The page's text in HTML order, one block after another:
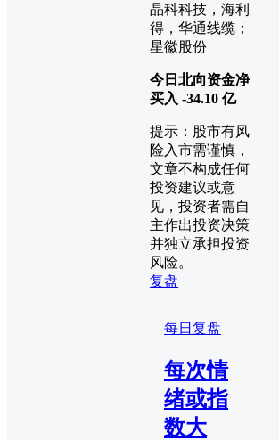
晶科科技，海利
得，华通线缆；
星徽股份
今日北向资金净
买入 -34.10 亿
提示：股市有风
险入市需谨慎，
文章不构成任何
投资建议或意
见，投资者需自
主作出投资决策
并独立承担投资
风险。
复盘
每日复盘
每次情
绪或指
数大